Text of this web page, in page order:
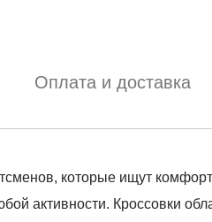
Оплата и доставка
которые ищут
активности. Кроссовки